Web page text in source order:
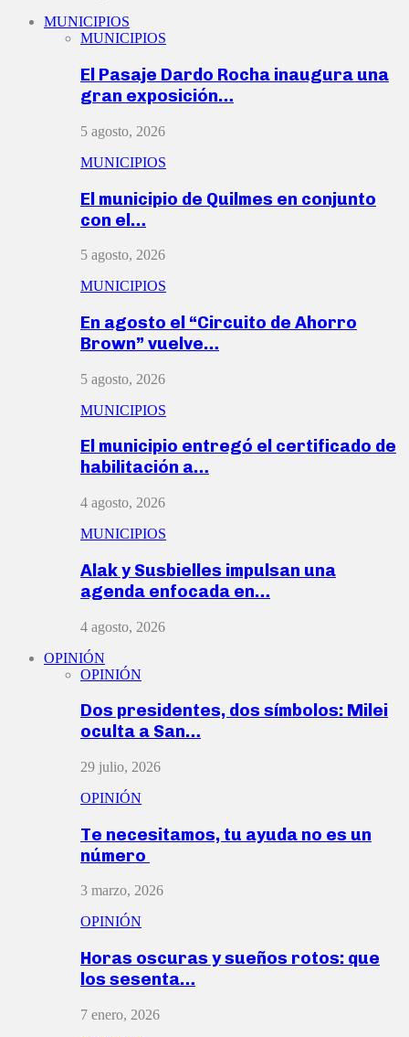
MUNICIPIOS
MUNICIPIOS
El Pasaje Dardo Rocha inaugura una
gran exposición…
5 agosto, 2026
MUNICIPIOS
El municipio de Quilmes en conjunto
con el…
5 agosto, 2026
MUNICIPIOS
En agosto el “Circuito de Ahorro
Brown” vuelve…
5 agosto, 2026
MUNICIPIOS
El municipio entregó el certificado de
habilitación a…
4 agosto, 2026
MUNICIPIOS
Alak y Susbielles impulsan una
agenda enfocada en…
4 agosto, 2026
OPINIÓN
OPINIÓN
Dos presidentes, dos símbolos: Milei
oculta a San…
29 julio, 2026
OPINIÓN
Te necesitamos, tu ayuda no es un
número
3 marzo, 2026
OPINIÓN
Horas oscuras y sueños rotos: que
los sesenta…
7 enero, 2026